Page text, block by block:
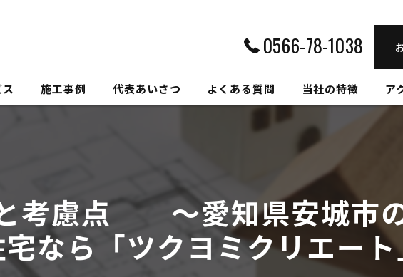
0566-78-1038
施工事例 代表あいさつ よくある質問 当社の特徴
自然素材
高性能
セルロースファイバー
健康住宅
和モダン
ア
考慮点 ～愛知県安城市
なら「ツクヨミクリエート